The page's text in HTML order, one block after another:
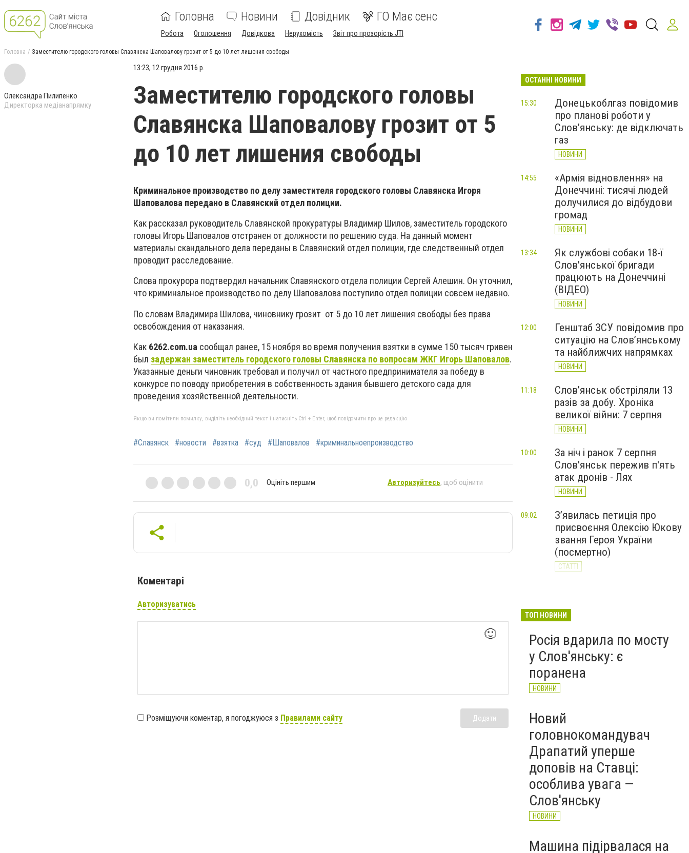
Головна Новини Довідник ГО Має сенс
Робота Оголошення Довідкова Нерухомість Звіт про прозорість JTI
Головна Заместителю городского головы Славянска Шаповалову грозит от 5 до 10 лет лишения свободы
Олександра Пилипенко
Директорка медіанапрямку
13:23, 12 грудня 2016 р.
Заместителю городского головы
Славянска Шаповалову грозит от 5
до 10 лет лишения свободы
Криминальное производство по делу заместителя городского головы Славянска Игоря
Шаповалова передано в Славянский отдел полиции.
Как рассказал руководитель Славянской прокуратуры Владимир Шилов, заместитель городского
головы Игорь Шаповалов отстранен от должности по решению суда. На данный момент
материалы скандального дела переданы в Славянский отдел полиции, где следственный отдел
проводит расследование.
Слова прокурора подтвердил начальник Славянского отдела полиции Сергей Алешин. Он уточнил,
что криминальное производство по делу Шаповалова поступило отдел полиции совсем недавно.
По словам Владимира Шилова, чиновнику грозит от 5 до 10 лет лишения свободы без права
освобождения от наказания.
Как 6262.com.ua сообщал ранее, 15 ноября во время получения взятки в сумме 150 тысяч гривен
был задержан заместитель городского головы Славянска по вопросам ЖКГ Игорь Шаповалов.
Указанные деньги чиновник требовал и получил от частного предпринимателя за победу в
конкурсе по поводу приобретения в собственность здания бывшего детского сада для
проведения хозяйственной деятельности.
Якщо ви помітили помилку, виділіть необхідний текст і натисніть Ctrl + Enter, щоб повідомити про це редакцію
#Славянск #новости #взятка #суд #Шаповалов #криминальноепроизводство
0,0 Оцініть першим Авторизуйтесь, щоб оцінити
Коментарі
Авторизуватись
🙂
Розміщуючи коментар, я погоджуюся з Правилами сайту Додати
ОСТАННІ НОВИНИ
Донецькоблгаз повідомив
про планові роботи у
Слов’янську: де відключать
газ
НОВИНИ
15:30
«Армія відновлення» на
Донеччині: тисячі людей
долучилися до відбудови
громад
НОВИНИ
14:55
Як службові собаки 18-ї
Слов'янської бригади
працюють на Донеччині
(ВІДЕО)
НОВИНИ
13:34
Генштаб ЗСУ повідомив про
ситуацію на Слов’янському
та найближчих напрямках
НОВИНИ
12:00
Слов’янськ обстріляли 13
разів за добу. Хроніка
великої війни: 7 серпня
НОВИНИ
11:18
За ніч і ранок 7 серпня
Слов'янськ пережив п'ять
атак дронів - Лях
НОВИНИ
10:00
З’явилась петиція про
присвоєння Олексію Юкову
звання Героя України
(посмертно)
СТАТТІ
09:02
річний чоловік у реанімації
ТОП НОВИНИ
Росія вдарила по мосту
у Слов'янську: є
поранена
НОВИНИ
Новий
головнокомандувач
Драпатий уперше
доповів на Ставці:
особлива увага —
Слов'янську
НОВИНИ
Машина підірвалася на